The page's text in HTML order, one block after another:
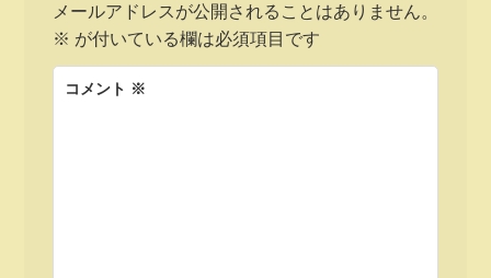
ー
シ
メールアドレスが公開されることはありません。
※ が付いている欄は必須項目です
コメント ※